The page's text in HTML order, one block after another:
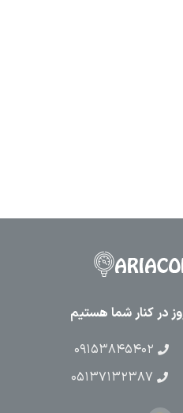
۰۹۱۵۳۸۴۵۴۰۲
۰۵۱۳۷۱۳۲۳۸۷